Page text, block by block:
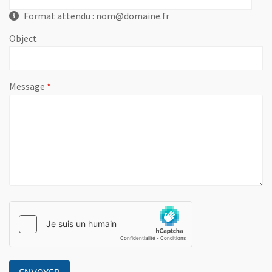
Format attendu : nom@domaine.fr
Object
Message , champ obligatoire